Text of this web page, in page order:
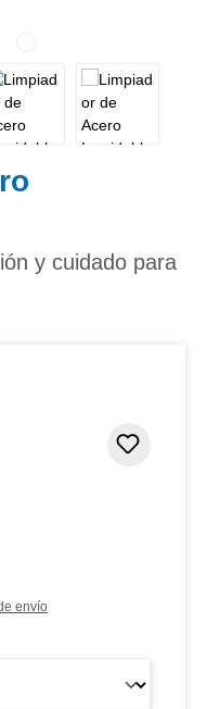
y cuidado para
envío